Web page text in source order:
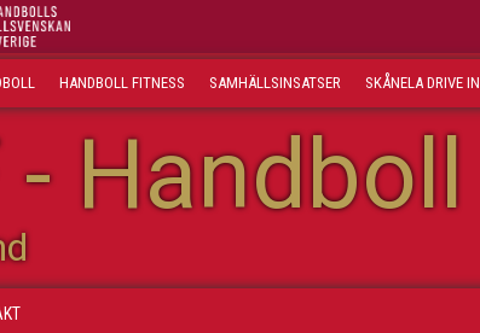
HANDBOLL FITNESS SAMHÄLLSINSATSER SKÅNELA DRIVE IN
- Handboll